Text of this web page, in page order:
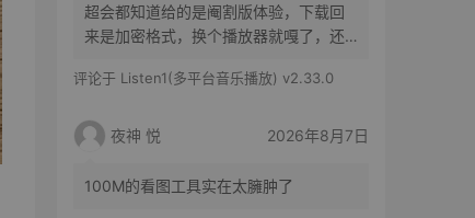
超会都知道给的是阉割版体验，下载回
来是加密格式，换个播放器就嘎了，还
评论于 Listen1(多平台音乐播放) v2.33.0
夜神 悦 2026年8月7日
100M的看图工具实在太臃肿了